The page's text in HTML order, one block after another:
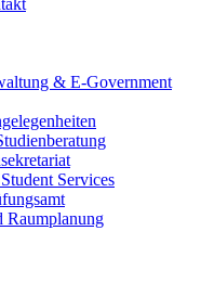
& E-Government
Services
Raumplanung